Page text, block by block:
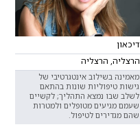
דיכאון
הרצליה, הרצליה
מאמינה בשילוב אינטגרטיבי של
גישות טיפוליות שונות בהתאם
לשלב שבו נמצא התהליך; לקשיים
שעמם מגיעים מטופלים ולמטרות
שהם מגדירים לטיפול.